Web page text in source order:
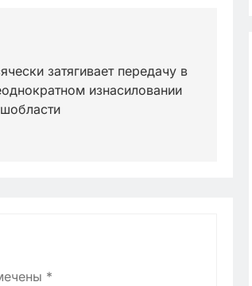
затягивает передачу в
изнасиловании
*